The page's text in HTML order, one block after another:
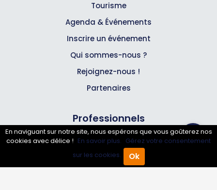
Annuaire Pro Agenda
Tourisme
Agenda & Événements
Inscrire un événement
Qui sommes-nous ?
Rejoignez-nous !
Partenaires
Professionnels
Annuaire pro
Inscrire mon entreprise
En naviguant sur notre site, nous espérons que vous goûterez nos
cookies avec délice ! En savoir plus. Gérez votre consentement
sur les cookies.
Ok